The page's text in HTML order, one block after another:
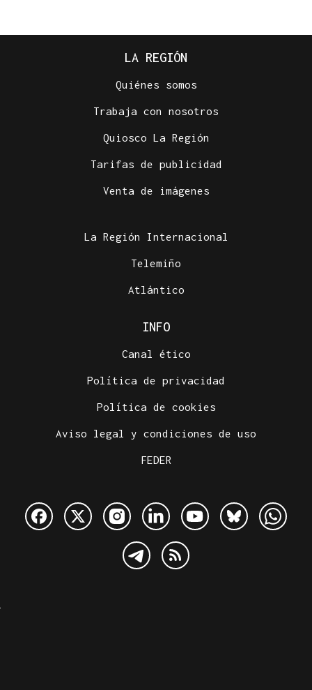
LA REGIÓN
Quiénes somos
Trabaja con nosotros
Quiosco La Región
Tarifas de publicidad
Venta de imágenes
La Región Internacional
Telemiño
Atlántico
INFO
Canal ético
Política de privacidad
Política de cookies
Aviso legal y condiciones de uso
FEDER